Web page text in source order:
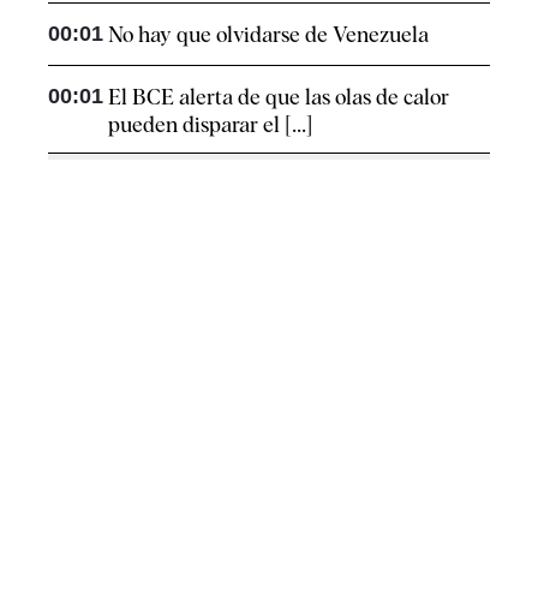
00:01 No hay que olvidarse de Venezuela
00:01 El BCE alerta de que las olas de calor
pueden disparar el [...]